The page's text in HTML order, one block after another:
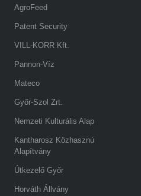
AgroFeed
Patent Security
VILL-KORR Kft.
Pannon-Víz
Mateco
Győr-Szol Zrt.
Nemzeti Kulturális Alap
Kantharosz Közhasznú
Alapítvány
Útkezelő Győr
Horváth Állvány